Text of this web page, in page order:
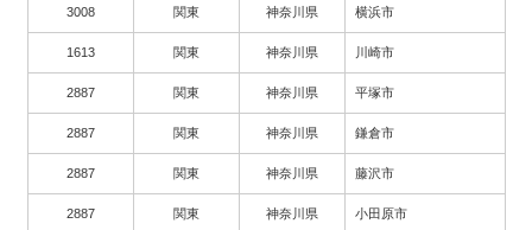
3008 関東 神奈川県 横浜市
1613 関東 神奈川県 川崎市
2887 関東 神奈川県 平塚市
2887 関東 神奈川県 鎌倉市
2887 関東 神奈川県 藤沢市
2887 関東 神奈川県 小田原市